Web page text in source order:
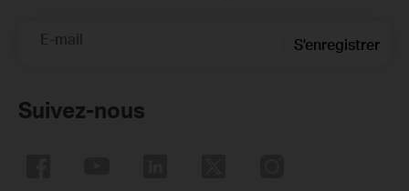
E-mail S'enregistrer
Suivez-nous